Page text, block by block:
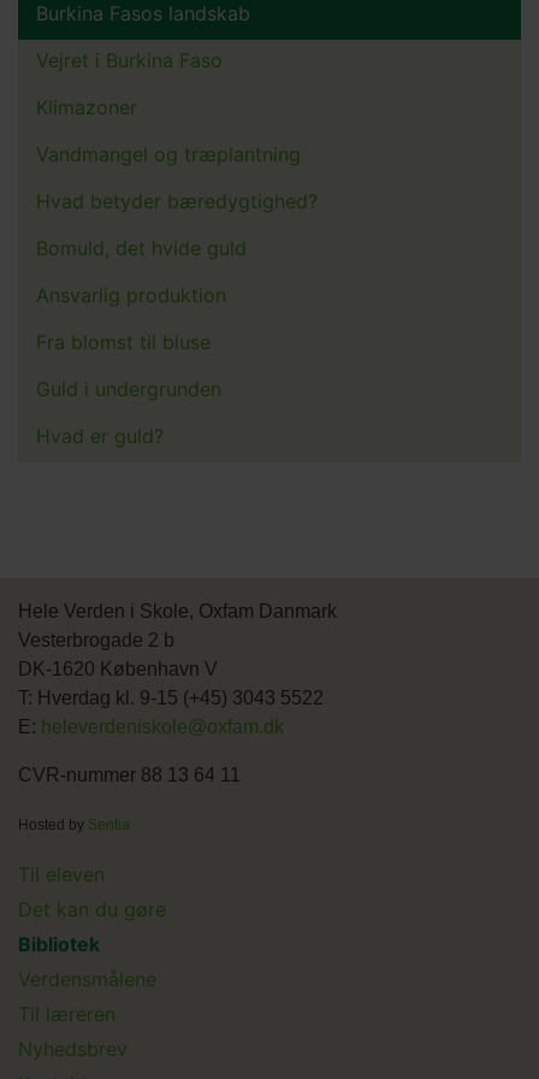
Main
menu
Burkina Fasos landskab
Vejret i Burkina Faso
Klimazoner
Vandmangel og træplantning
Hvad betyder bæredygtighed?
Bomuld, det hvide guld
Ansvarlig produktion
Fra blomst til bluse
Guld i undergrunden
Hvad er guld?
Hele Verden i Skole, Oxfam Danmark
Vesterbrogade 2 b
DK-1620 København V
T: Hverdag kl. 9-15 (+45) 3043 5522
E: heleverdeniskole@oxfam.dk
CVR-nummer 88 13 64 11
Hosted by Sentia
Main
menu
Til eleven
Det kan du gøre
Bibliotek
Verdensmålene
Til læreren
Main
Nyhedsbrev